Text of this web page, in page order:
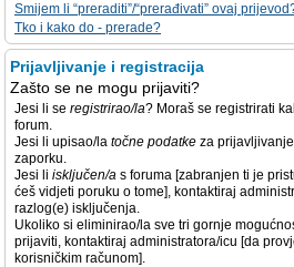
Smijem li “preraditi”/“prerađivati” ovaj
Tko i kako do - prerade?
Prijavljivanje i registracija
Zašto se ne mogu prijaviti?
Jesi li se registrirao/la? Moraš se registrirati
forum.
Jesi li upisao/la točne podatke za
zaporku.
Jesi li isključen/a s foruma [zabranjen ti je
ćeš vidjeti poruku o tome], kontaktiraj
razlog(e) isključenja.
Ukoliko si eliminirao/la sve tri gornje
prijaviti, kontaktiraj administratora/icu [da
korisničkim računom].